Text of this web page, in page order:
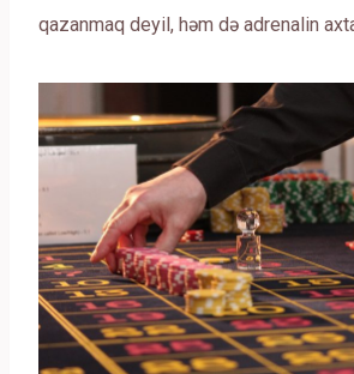
qazanmaq deyil, həm də adrenalin